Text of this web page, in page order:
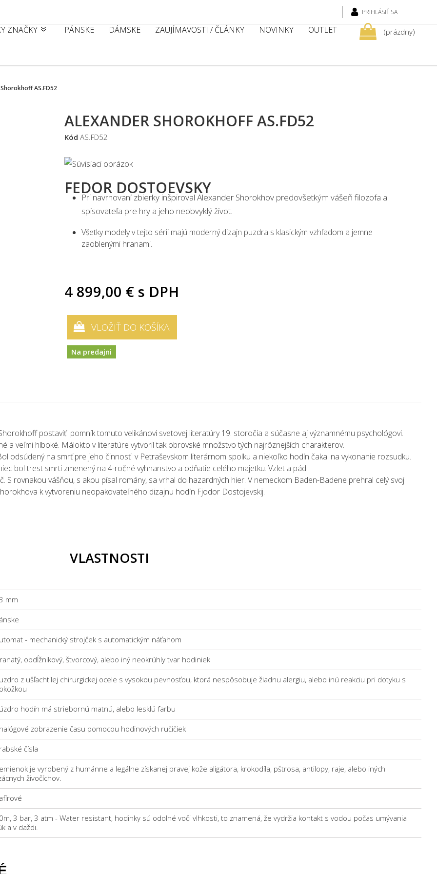
PRIHLÁSIŤ SA
ZNAČKY PÁNSKE DÁMSKE ZAUJÍMAVOSTI / ČLÁNKY NOVINKY OUTLET (prázdny)
AS.FD52
ALEXANDER SHOROKHOFF AS.FD52
Kód AS.FD52
FEDOR DOSTOEVSKY
Pri navrhovaní zbierky inšpiroval Alexander Shorokhov predovšetkým vášeň filozofa a
spisovateľa pre hry a jeho neobvyklý život.
Všetky modely v tejto sérii majú moderný dizajn puzdra s klasickým vzhľadom a jemne
zaoblenými hranami.
4 899,00 € s DPH
VLOŽIŤ DO KOŠÍKA
Na predajni
postaviť pomník tomuto velikánovi svetovej literatúry 19. storočia a súčasne aj významnému psychológovi.
a veľmi hlboké. Málokto v literatúre vytvoril tak obrovské množstvo tých najrôznejších charakterov.
odsúdený na smrť pre jeho činnosť v Petraševskom literárnom spolku a niekoľko hodín čakal na vykonanie rozsudku.
bol trest smrti zmenený na 4-ročné vyhnanstvo a odňatie celého majetku. Vzlet a pád.
S rovnakou vášňou, s akou písal romány, sa vrhal do hazardných hier. V nemeckom Baden-Badene prehral celý svoj
k vytvoreniu neopakovateľného dizajnu hodín Fjodor Dostojevskij.
VLASTNOSTI
mm
- mechanický strojček s automatickým náťahom
obdĺžnikový, štvorcový, alebo iný neokrúhly tvar hodiniek
z ušľachtilej chirurgickej ocele s vysokou pevnosťou, ktorá nespôsobuje žiadnu alergiu, alebo inú reakciu pri dotyku s
hodín má striebornú matnú, alebo lesklú farbu
zobrazenie času pomocou hodinových ručičiek
čísla
je vyrobený z humánne a legálne získanej pravej kože aligátora, krokodíla, pštrosa, antilopy, raje, alebo iných
živočíchov.
3 bar, 3 atm - Water resistant, hodinky sú odolné voči vlhkosti, to znamená, že vydržia kontakt s vodou počas umývania
a v daždi.